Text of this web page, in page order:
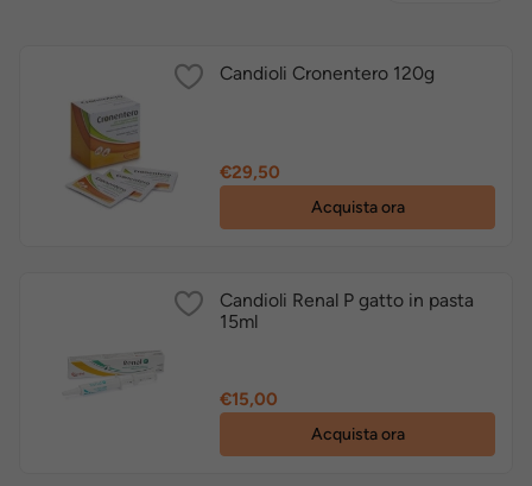
Candioli Cronentero 120g
Prezzo
€29,50
Acquista ora
Candioli Renal P gatto in pasta
15ml
Prezzo
€15,00
Acquista ora